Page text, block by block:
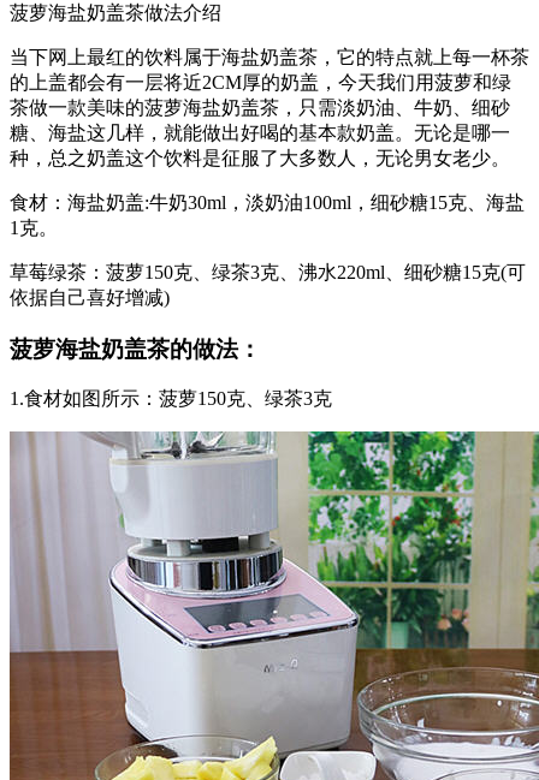
菠萝海盐奶盖茶做法介绍
当下网上最红的饮料属于海盐奶盖茶，它的特点就上每一杯茶
的上盖都会有一层将近2CM厚的奶盖，今天我们用菠萝和绿
茶做一款美味的菠萝海盐奶盖茶，只需淡奶油、牛奶、细砂
糖、海盐这几样，就能做出好喝的基本款奶盖。无论是哪一
种，总之奶盖这个饮料是征服了大多数人，无论男女老少。
食材：海盐奶盖:牛奶30ml，淡奶油100ml，细砂糖15克、海盐
1克。
草莓绿茶：菠萝150克、绿茶3克、沸水220ml、细砂糖15克(可
依据自己喜好增减)
菠萝海盐奶盖茶的做法：
1.食材如图所示：菠萝150克、绿茶3克